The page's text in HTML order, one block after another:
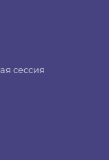
сессия